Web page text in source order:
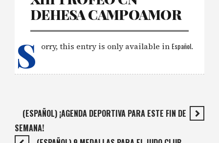
DEHESA CAMPOAMOR
S orry, this entry is only available in Español.
(ESPAÑOL) ¡AGENDA DEPORTIVA PARA ESTE FIN DE
SEMANA!